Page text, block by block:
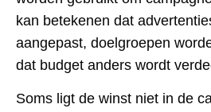
kan betekenen dat
aangepast, doelgroepen
dat budget anders wordt
Soms ligt de winst niet in de